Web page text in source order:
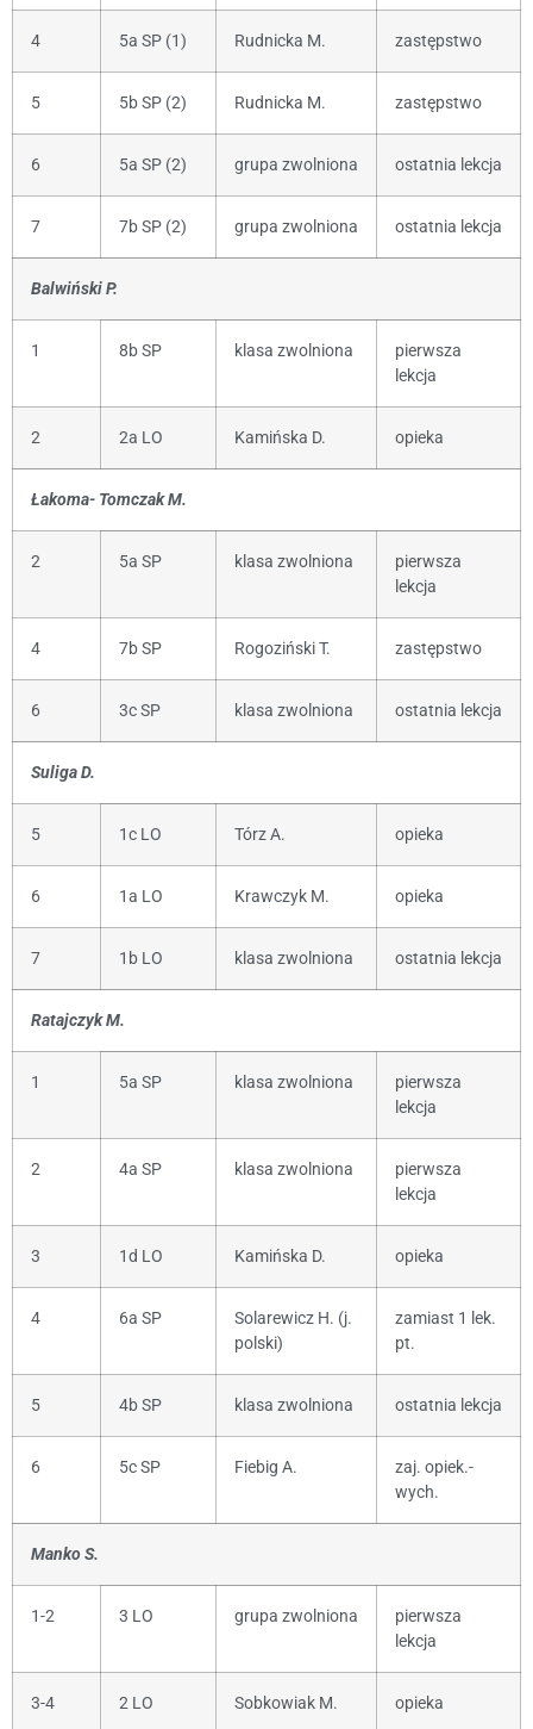
4 5a SP (1) Rudnicka M. zastępstwo
5 5b SP (2) Rudnicka M. zastępstwo
6 5a SP (2) grupa zwolniona ostatnia lekcja
7 7b SP (2) grupa zwolniona ostatnia lekcja
Balwiński P.
1 8b SP klasa zwolniona
pierwsza
lekcja
2 2a LO Kamińska D. opieka
Łakoma- Tomczak M.
2 5a SP klasa zwolniona
pierwsza
lekcja
4 7b SP Rogoziński T. zastępstwo
6 3c SP klasa zwolniona ostatnia lekcja
Suliga D.
5 1c LO Tórz A. opieka
6 1a LO Krawczyk M. opieka
7 1b LO klasa zwolniona ostatnia lekcja
Ratajczyk M.
1 5a SP klasa zwolniona
pierwsza
lekcja
2 4a SP klasa zwolniona
pierwsza
lekcja
3 1d LO Kamińska D. opieka
4 6a SP
Solarewicz H. (j.
polski)
zamiast 1 lek.
pt.
5 4b SP klasa zwolniona ostatnia lekcja
6 5c SP Fiebig A.
zaj. opiek.-
wych.
Manko S.
1-2 3 LO grupa zwolniona
pierwsza
lekcja
3-4 2 LO Sobkowiak M. opieka